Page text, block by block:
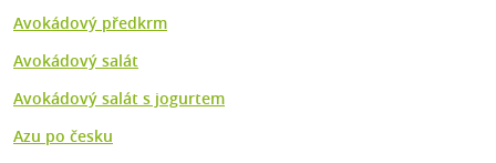
Avokádový předkrm
Avokádový salát
Avokádový salát s jogurtem
Azu po česku